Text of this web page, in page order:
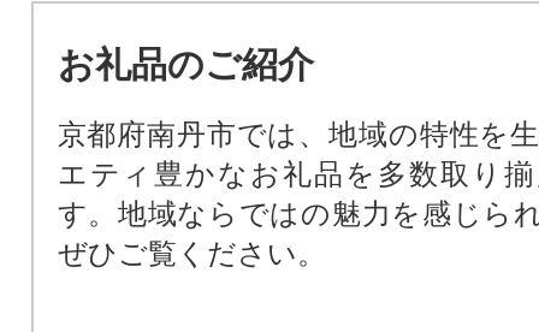
お礼品のご紹介
京都府南丹市では、地域の特性を
エティ豊かなお礼品を多数取り
す。地域ならではの魅力を感じら
ぜひご覧ください。